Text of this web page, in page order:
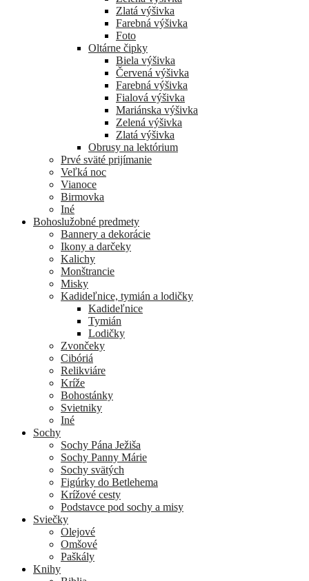
Zlatá výšivka
Farebná výšivka
Foto
Oltárne čipky
Biela výšivka
Červená výšivka
Farebná výšivka
Fialová výšivka
Mariánska výšivka
Zelená výšivka
Zlatá výšivka
Obrusy na lektórium
Prvé sväté prijímanie
Veľká noc
Vianoce
Birmovka
Iné
Bohoslužobné predmety
Bannery a dekorácie
Ikony a darčeky
Kalichy
Monštrancie
Misky
Kadideľnice, tymián a lodičky
Kadideľnice
Tymián
Lodičky
Zvončeky
Cibóriá
Relikviáre
Kríže
Bohostánky
Svietniky
Iné
Sochy
Sochy Pána Ježiša
Sochy Panny Márie
Sochy svätých
Figúrky do Betlehema
Krížové cesty
Podstavce pod sochy a misy
Sviečky
Olejové
Omšové
Paškály
Knihy